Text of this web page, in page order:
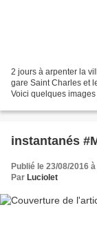
2 jours à arpenter la
gare Saint Charles et
Voici quelques
instantanés
Publié le 23/08/2016
Par Luciolet